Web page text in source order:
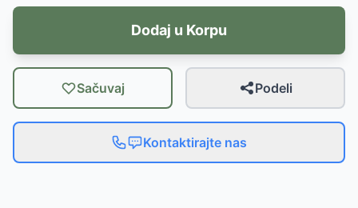
Dodaj u Korpu
Sačuvaj Podeli
Kontaktirajte nas